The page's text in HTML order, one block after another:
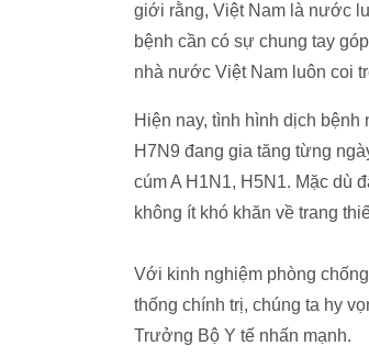
giới rằng, Việt Nam là nước
bệnh cần có sự chung tay
nhà nước Việt Nam luôn coi
Hiện nay, tình hình dịch
H7N9 đang gia tăng từng
cúm A H1N1, H5N1. Mặc dù
không ít khó khăn về trang
Với kinh nghiệm phòng
thống chính trị, chúng ta hy
Trưởng Bộ Y tế nhấn mạnh.